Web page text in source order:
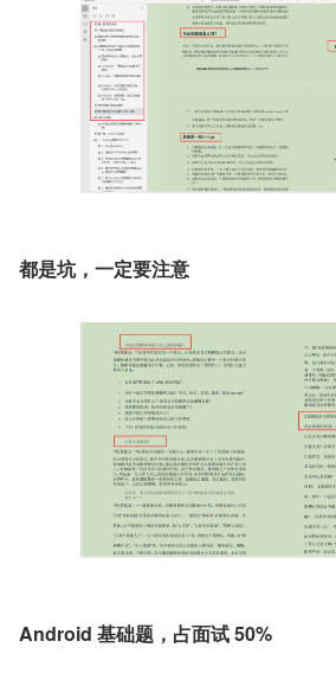
都是坑，一定要注意
Android 基础题，占面试 50%